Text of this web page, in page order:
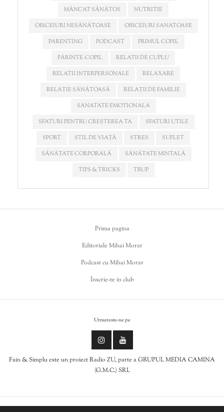
MÂNCAT SĂNĂTOS
NUTRITIE
OBICEIURI NESĂNĂTOASE
OBICEIURI SANATOASE
PARENTING
PODCAST
PRIMUL COPIL
PĂRINTE-COPIL
RELATII DE CUPLU
RELATII INTERPERSONALE
RELAXARE
RELAȚIE SĂNĂTOASĂ
RELAȚII DE FAMILIE
SANATATE EMOTIONALA
SFATURI PENTRU CREȘTEREA TA
SFATURI UTILE
SPORT
STIL DE VIAȚĂ STRES
SUFLET
SĂNĂTATE CORPORALĂ
SĂNĂTATE MINTALĂ
TIPS & TRICKS
TRUP
Prima pagina
Editoriale Mihai Morar
Podcast cu Mihai Morar
Înscrie-te in club
Urmareste-ne pe
Fain & Simplu este un proiect Radio ZU, parte a GRUPUL MEDIA CAMINA
(G.M.C.) SRL